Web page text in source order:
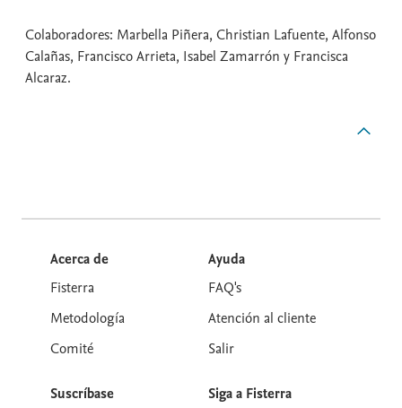
Colaboradores: Marbella Piñera, Christian Lafuente, Alfonso
Calañas, Francisco Arrieta, Isabel Zamarrón y Francisca
Alcaraz.
Acerca de
Fisterra
Metodología
Comité
Suscríbase
Ayuda
FAQ's
Atención al cliente
Salir
Siga a Fisterra